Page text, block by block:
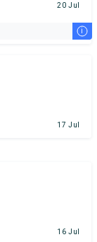
20 Jul
i
17 Jul
16 Jul